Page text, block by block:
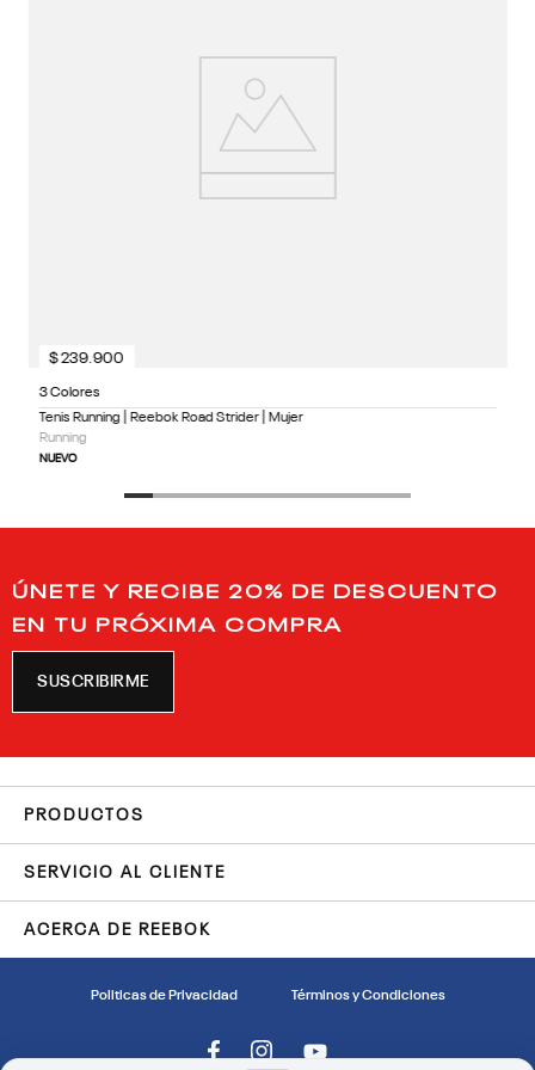
3 Colores
Tenis Running | Reebok Road Strider | Mujer
Running
NUEVO
$239.900
ÚNETE Y RECIBE 20% DE DESCUENTO
EN TU PRÓXIMA COMPRA
SUSCRIBIRME
PRODUCTOS
SERVICIO AL CLIENTE
ACERCA DE REEBOK
Politicas de Privacidad Términos y Condiciones